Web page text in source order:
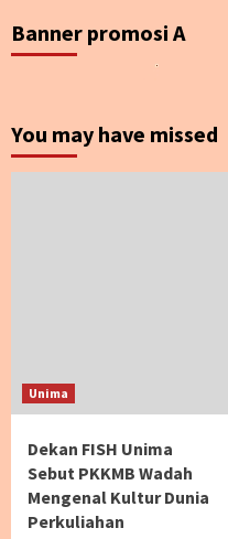
Banner promosi A
You may have missed
Unima
Dekan FISH Unima
Sebut PKKMB Wadah
Mengenal Kultur Dunia
Perkuliahan